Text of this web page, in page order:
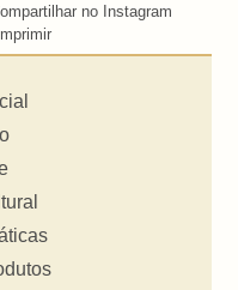
no Instagram
Imprimir